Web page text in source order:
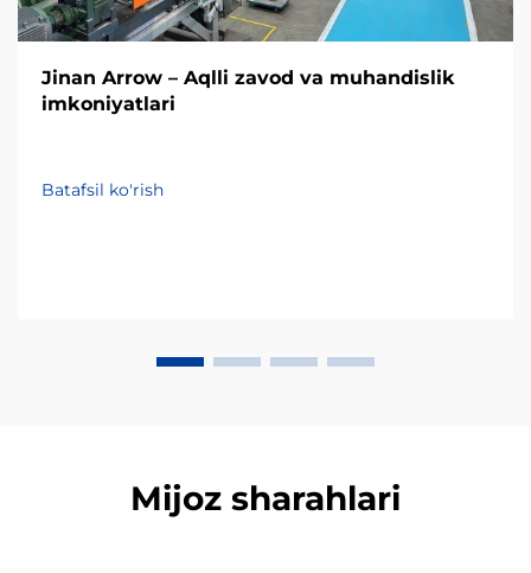
Jinan Arrow – Aqlli zavod va muhandislik
imkoniyatlari
Batafsil ko'rish
Mijoz sharahlari